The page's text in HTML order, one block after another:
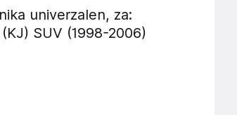
univerzalen, za:
SUV (1998-2006)